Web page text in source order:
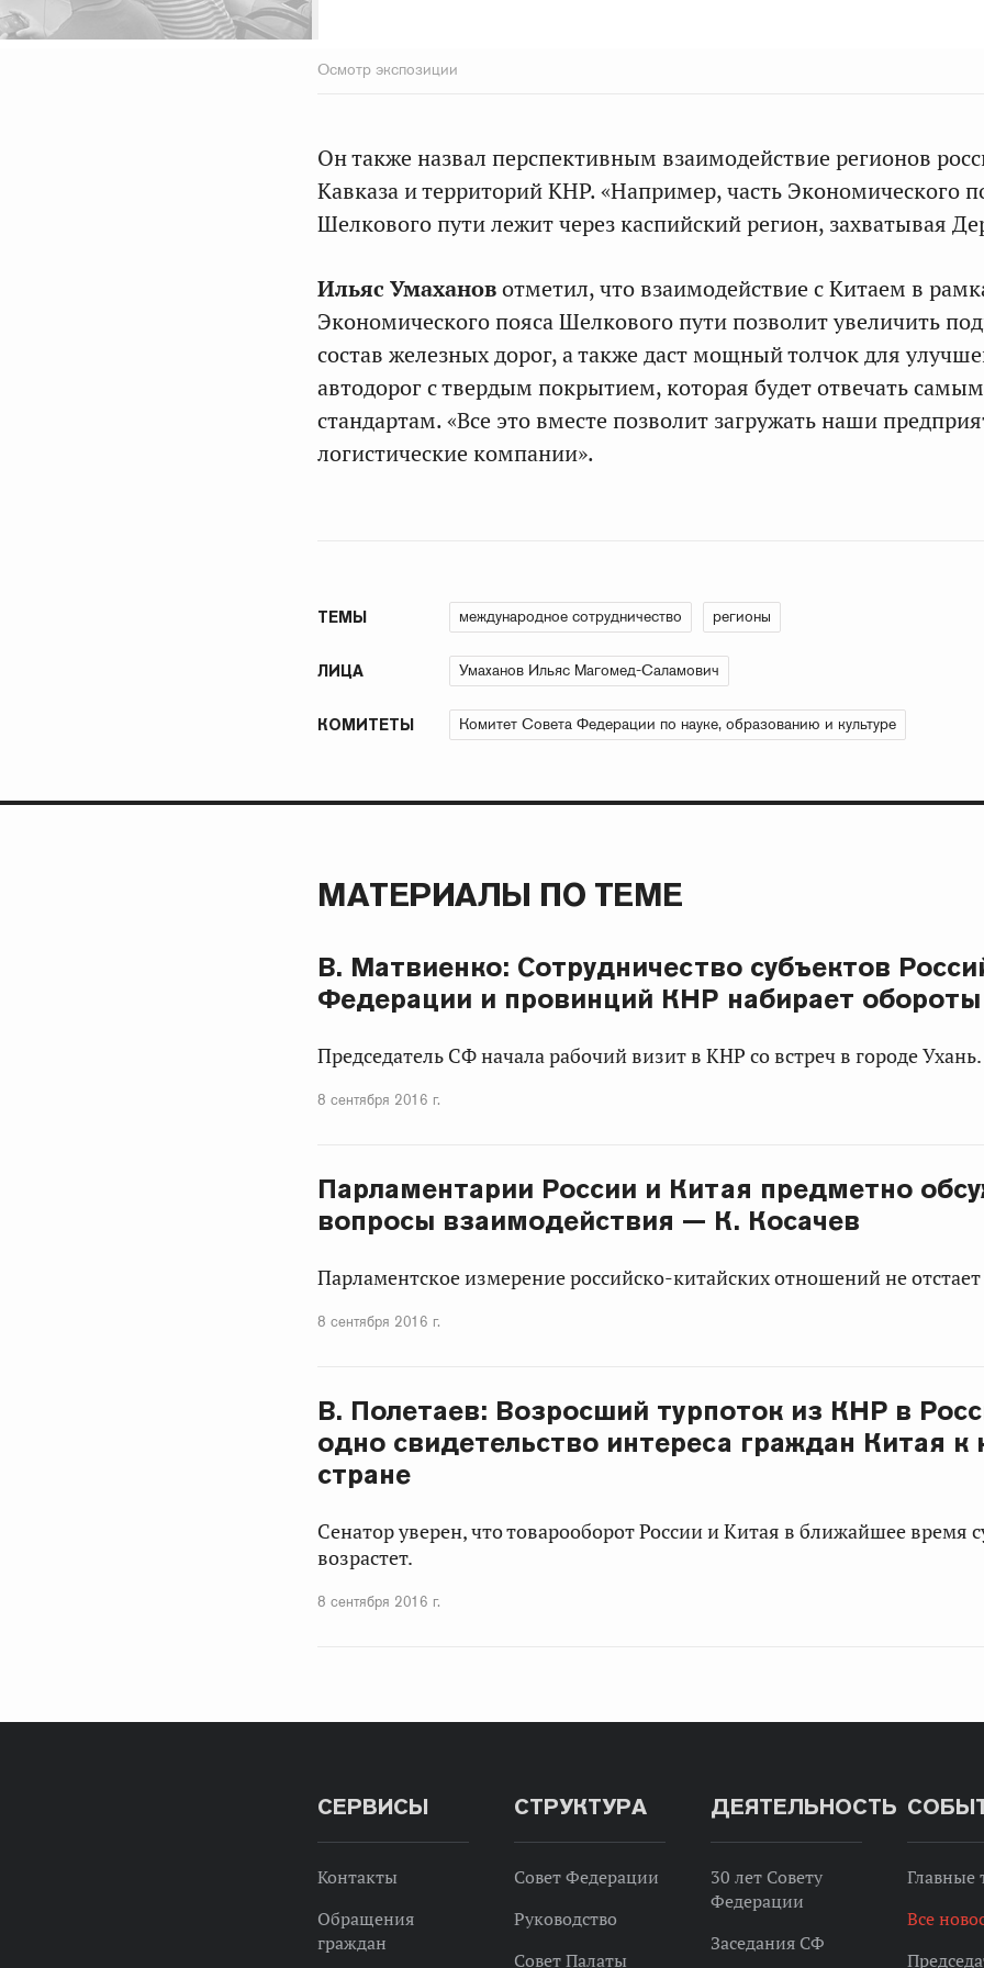
Осмотр экспозиции
Он также назвал перспективным взаимодействие регионов
Кавказа и территорий КНР. «Например, часть Экономического
Шелкового пути лежит через каспийский регион, захватывая
Ильяс Умахановотметил, что взаимодействие с Китаем в
Экономического пояса Шелкового пути позволит увеличить
состав железных дорог, а также даст мощный толчок для
автодорог с твердым покрытием, которая будет отвечать
стандартам. «Все это вместе позволит загружать наши
логистические компании».
ТЕМЫ международное сотрудничество регионы
ЛИЦА Умаханов Ильяс Магомед-Саламович
КОМИТЕТЫ Комитет Совета Федерации по науке, образованию и культуре
МАТЕРИАЛЫ ПО ТЕМЕ
В. Матвиенко: Сотрудничество субъектов
Федерации и провинций КНР набирает обороты
Председатель СФ начала рабочий визит в КНР со встреч в городе Ухань.
8 сентября 2016 г.
Парламентарии России и Китая предметно
вопросы взаимодействия — К. Косачев
Парламентское измерение российско-китайских отношений не
8 сентября 2016 г.
В. Полетаев: Возросший турпоток из КНР в
одно свидетельство интереса граждан Китая к
стране
Сенатор уверен, что товарооборот России и Китая в ближайшее время
возрастет.
8 сентября 2016 г.
СЕРВИСЫ
Контакты
Обращения
граждан
СТРУКТУРА
Совет Федерации
Руководство
Совет Палаты
ДЕЯТЕЛЬНОСТЬ
30 лет Совету
Федерации
Заседания СФ
Главные
Все